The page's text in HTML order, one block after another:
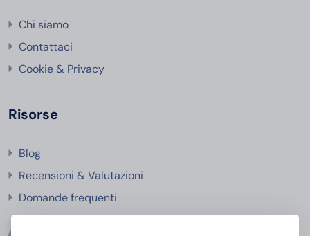
Chi siamo
Contattaci
Cookie & Privacy
Risorse
Blog
Recensioni & Valutazioni
Domande frequenti